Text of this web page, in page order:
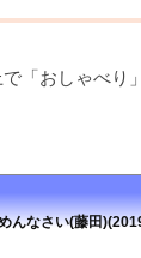
「おしゃべり
んなさい(藤田